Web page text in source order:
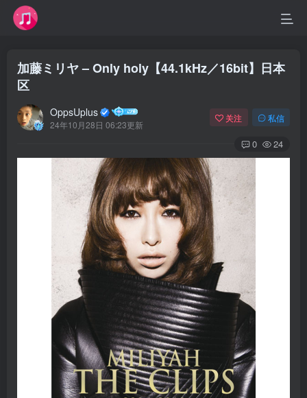
加藤ミリヤ – Only holy【44.1kHz／16bit】日本
区
OppsUplus
24年10月28日 06:23更新
关注 私信
0 24